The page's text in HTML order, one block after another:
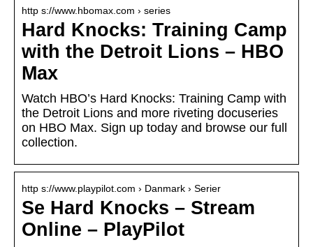
http s://www.hbomax.com › series
Hard Knocks: Training Camp
with the Detroit Lions – HBO
Max
Watch HBO’s Hard Knocks: Training Camp with
the Detroit Lions and more riveting docuseries
on HBO Max. Sign up today and browse our full
collection.
http s://www.playpilot.com › Danmark › Serier
Se Hard Knocks – Stream
Online – PlayPilot